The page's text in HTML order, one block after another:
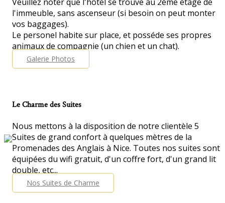
l'immeuble, sans ascenseur (si besoin on peut monter
vos baggages).
Le personel habite sur place, et posséde ses propres
animaux de compagnie (un chien et un chat).
Galerie Photos
Le Charme des Suites
Nous mettons à la disposition de notre clientèle 5
Suites de grand confort à quelques mètres de la
Promenades des Anglais à Nice. Toutes nos suites sont
équipées du wifi gratuit, d'un coffre fort, d'un grand lit
double, etc...
Nos Suites de Charme